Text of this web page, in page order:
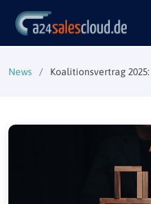
News Koalitionsvertrag